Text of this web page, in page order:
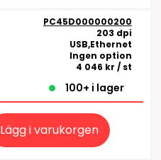
PC45D000000200
203 dpi
USB,Ethernet
Ingen option
4 046 kr / st
100+ i lager
Lägg i varukorgen